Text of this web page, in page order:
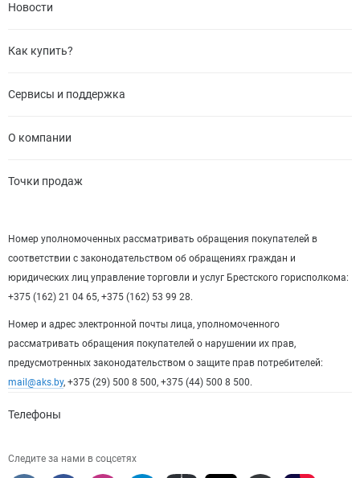
Новости
Как купить?
Сервисы и поддержка
О компании
Точки продаж
Номер уполномоченных рассматривать обращения покупателей в
соответствии с законодательством об обращениях граждан и
юридических лиц управление торговли и услуг Брестского горисполкома:
+375 (162) 21 04 65, +375 (162) 53 99 28.
Номер и адрес электронной почты лица, уполномоченного
рассматривать обращения покупателей о нарушении их прав,
предусмотренных законодательством о защите прав потребителей:
mail@aks.by, +375 (29) 500 8 500, +375 (44) 500 8 500.
Телефоны
Следите за нами в соцсетях